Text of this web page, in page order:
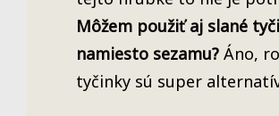
Môžem použiť aj slané
namiesto sezamu? Áno,
tyčinky sú super